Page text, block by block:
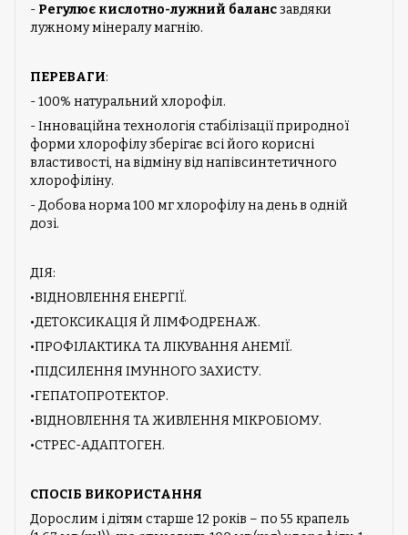
- Регулює кислотно-лужний балансзавдяки
лужному мінералу магнію.
ПЕРЕВАГИ:
- 100% натуральний хлорофіл.
- Інноваційна технологія стабілізації природної
форми хлорофілу зберігає всі його корисні
властивості, на відміну від напівсинтетичного
хлорофіліну.
- Добова норма 100 мг хлорофілу на день в одній
дозі.
ДІЯ:
•ВІДНОВЛЕННЯ ЕНЕРГІЇ.
•ДЕТОКСИКАЦІЯ Й ЛІМФОДРЕНАЖ.
•ПРОФІЛАКТИКА ТА ЛІКУВАННЯ АНЕМІЇ.
•ПІДСИЛЕННЯ ІМУННОГО ЗАХИСТУ.
•ГЕПАТОПРОТЕКТОР.
•ВІДНОВЛЕННЯ ТА ЖИВЛЕННЯ МІКРОБІОМУ.
•СТРЕС-АДАПТОГЕН.
СПОСІБ ВИКОРИСТАННЯ
Дорослим і дітям старше 12 років – по 55 крапель